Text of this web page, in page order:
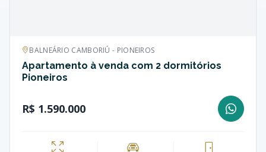
BALNEÁRIO CAMBORIÚ - PIONEIROS
Apartamento à venda com 2 dormitórios
Pioneiros
R$ 1.590.000